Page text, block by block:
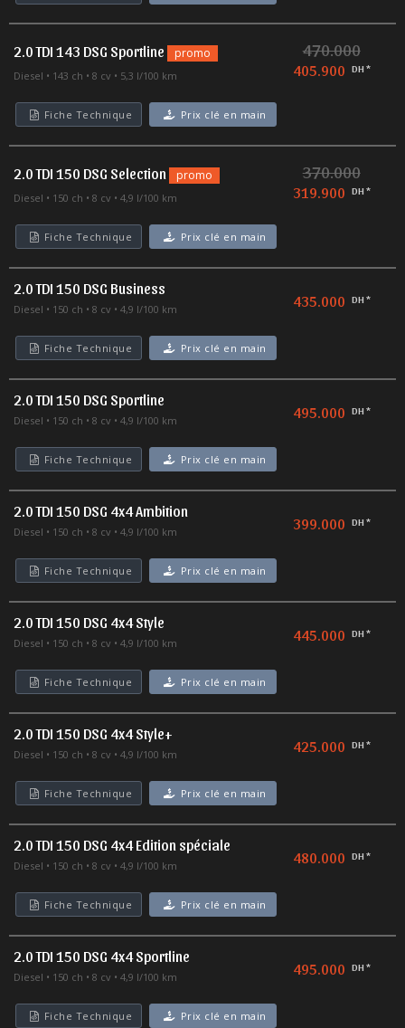
2.0 TDI 143 DSG Sportline promo
Diesel 143 ch 8 cv 5,3 l/100 km
470.000
405.900 DH *
Fiche Technique Prix clé en main
2.0 TDI 150 DSG Selection promo
Diesel 150 ch 8 cv 4,9 l/100 km
370.000
319.900 DH *
Fiche Technique Prix clé en main
2.0 TDI 150 DSG Business
Diesel 150 ch 8 cv 4,9 l/100 km 435.000 DH *
Fiche Technique Prix clé en main
2.0 TDI 150 DSG Sportline
Diesel 150 ch 8 cv 4,9 l/100 km 495.000 DH *
Fiche Technique Prix clé en main
2.0 TDI 150 DSG 4x4 Ambition
Diesel 150 ch 8 cv 4,9 l/100 km 399.000 DH *
Fiche Technique Prix clé en main
2.0 TDI 150 DSG 4x4 Style
Diesel 150 ch 8 cv 4,9 l/100 km 445.000 DH *
Fiche Technique Prix clé en main
2.0 TDI 150 DSG 4x4 Style+
Diesel 150 ch 8 cv 4,9 l/100 km 425.000 DH *
Fiche Technique Prix clé en main
2.0 TDI 150 DSG 4x4 Edition spéciale
Diesel 150 ch 8 cv 4,9 l/100 km 480.000 DH *
Fiche Technique Prix clé en main
2.0 TDI 150 DSG 4x4 Sportline
Diesel 150 ch 8 cv 4,9 l/100 km 495.000 DH *
Fiche Technique Prix clé en main